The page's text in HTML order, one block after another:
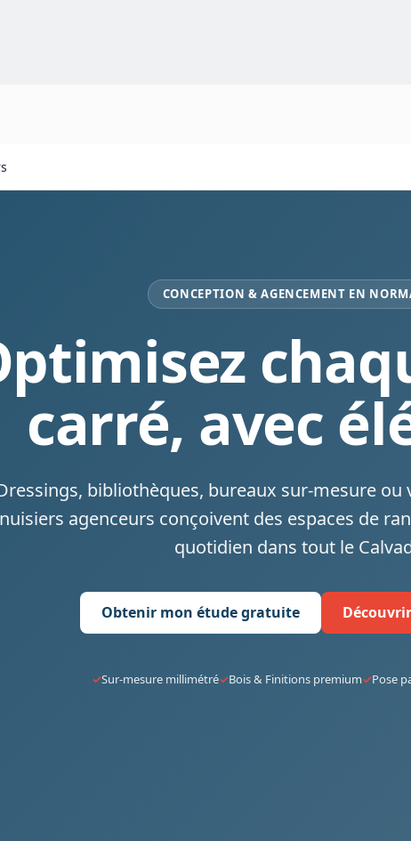
CONCEPTION & AGENCEMENT EN
carré, avec
bibliothèques, bureaux sur-mesure ou
agenceurs conçoivent des espaces de
quotidien dans tout le
Obtenir mon étude gratuite
Sur-mesure millimétré Bois & Finitions premium Pose